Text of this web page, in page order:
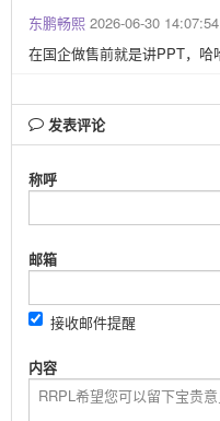
东鹏畅熙 2026-06-30 14:07:54
在国企做售前就是讲PPT，哈
发表评论
称呼
邮箱
接收邮件提醒
内容